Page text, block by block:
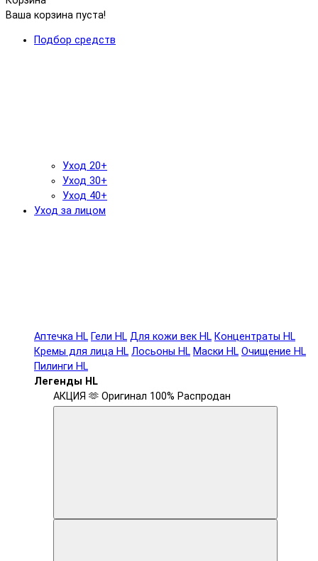
Ваша корзина пуста!
Подбор средств
Уход 20+
Уход 30+
Уход 40+
Уход за лицом
Аптечка HL Гели HL Для кожи век HL Концентраты HL
Кремы для лица HL Лосьоны HL Маски HL Очищение HL
Пилинги HL
Легенды HL
АКЦИЯ 🫶 Оригинал 100% Распродан